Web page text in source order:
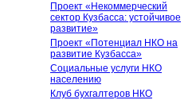
Проект «Некоммерческий
сектор Кузбасса: устойчивое
развитие»
Проект «Потенциал НКО на
развитие Кузбасса»
Социальные услуги НКО
населению
Клуб бухгалтеров НКО